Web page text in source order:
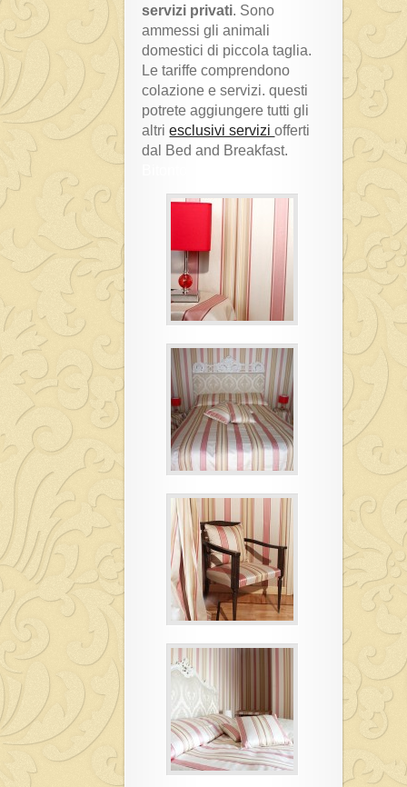
servizi privati. Sono
ammessi gli animali
domestici di piccola taglia.
Le tariffe comprendono
colazione e servizi. questi
potrete aggiungere tutti gli
altriesclusivi serviziofferti
dal Bed and Breakfast.